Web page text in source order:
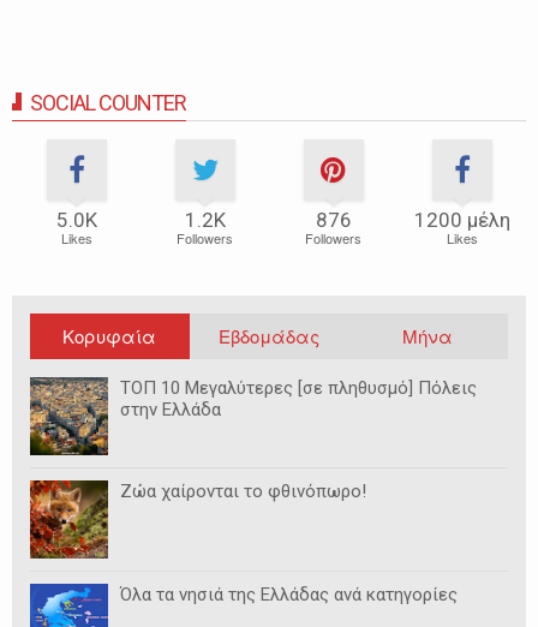
SOCIAL COUNTER
5.0Κ
Likes
1.2Κ
Followers
876
Followers
1200 μέλη
Likes
Κορυφαία Εβδομάδας Μήνα
ΤΟΠ 10 Μεγαλύτερες [σε πληθυσμό] Πόλεις
στην Ελλάδα
Ζώα χαίρονται το φθινόπωρο!
Όλα τα νησιά της Ελλάδας ανά κατηγορίες